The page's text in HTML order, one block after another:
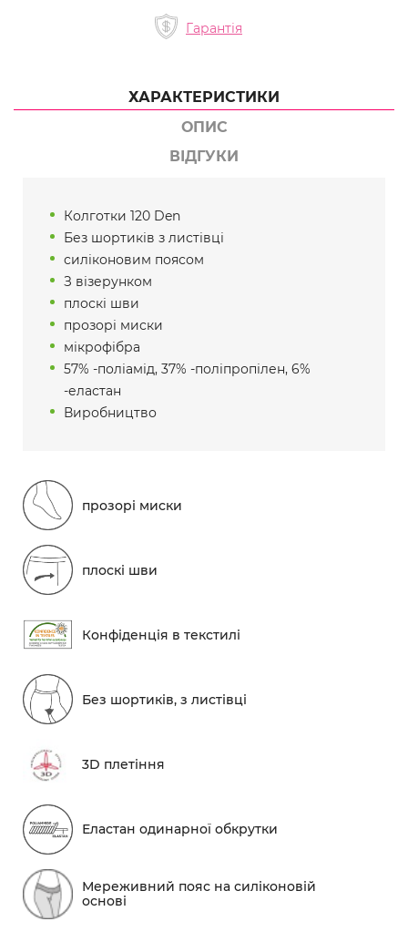
Гарантія
ХАРАКТЕРИСТИКИ
ОПИС
ВІДГУКИ
Колготки 120 Den
Без шортиків з листівці
силіконовим поясом
З візерунком
плоскі шви
прозорі миски
мікрофібра
57% -поліамід, 37% -поліпропілен, 6%
-еластан
Виробництво
прозорі миски
плоскі шви
Конфіденція в текстилі
Без шортиків, з листівці
3D плетіння
Еластан одинарної обкрутки
Мереживний пояс на силіконовій
основі